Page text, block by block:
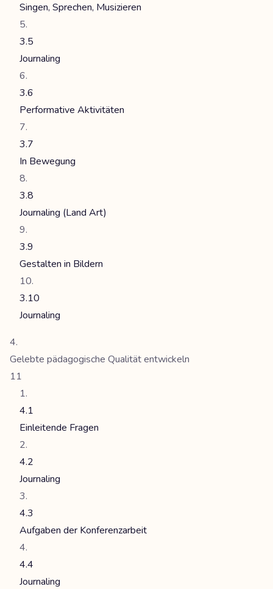
Singen, Sprechen, Musizieren
3.5
Journaling
3.6
Performative Aktivitäten
3.7
In Bewegung
3.8
Journaling (Land Art)
3.9
Gestalten in Bildern
3.10
Journaling
Gelebte pädagogische Qualität entwickeln
11
4.1
Einleitende Fragen
4.2
Journaling
4.3
Aufgaben der Konferenzarbeit
4.4
Journaling